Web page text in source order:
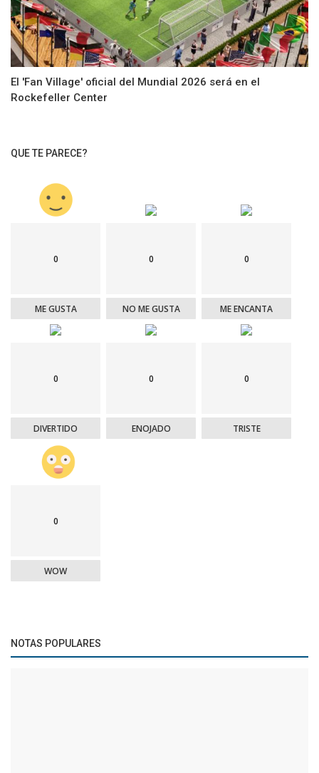
El 'Fan Village' oficial del Mundial 2026 será en el
Rockefeller Center
QUE TE PARECE?
0
ME GUSTA
0
NO ME GUSTA
0
ME ENCANTA
0
DIVERTIDO
0
ENOJADO
0
TRISTE
0
WOW
NOTAS POPULARES